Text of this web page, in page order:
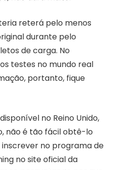
reterá pelo menos
durante pelo
de carga. No
testes no mundo real
portanto, fique
no Reino Unido,
não é tão fácil obtê-lo
inscrever no programa de
no site oficial da